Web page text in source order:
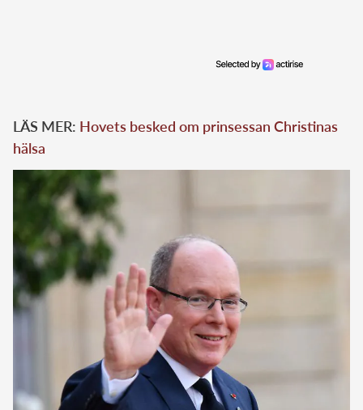
LÄS MER: Hovets besked om prinsessan Christinas
hälsa